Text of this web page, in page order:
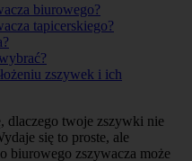
biurowego?
tapicerskiego?
zszywek i ich
dlaczego twoje zszywki nie
się to proste, ale
biurowego zszywacza może